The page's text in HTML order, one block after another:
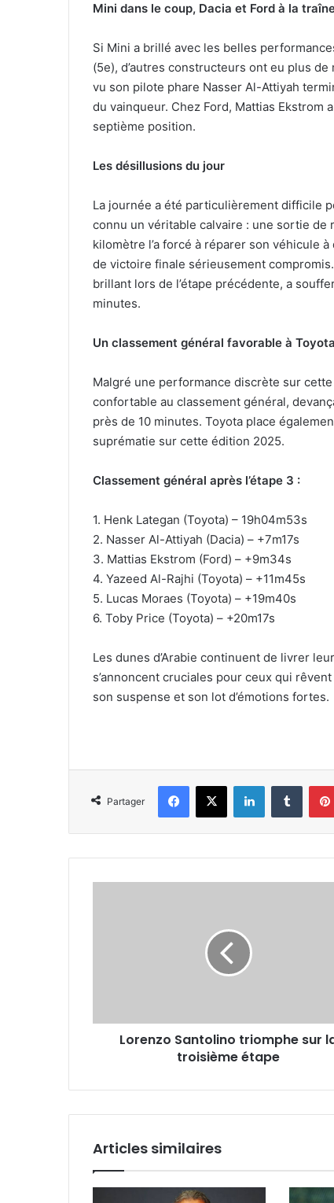
Mini dans le coup, Dacia et Ford à la
Si Mini a brillé avec les belles
(5e), d’autres constructeurs ont eu plus
vu son pilote phare Nasser Al-Attiyah
du vainqueur. Chez Ford, Mattias
septième position.
Les désillusions du jour
La journée a été particulièrement difficile
connu un véritable calvaire : une sortie de
kilomètre l’a forcé à réparer son véhicule
de victoire finale sérieusement
brillant lors de l’étape précédente, a
minutes.
Un classement général favorable à Toyota
Malgré une performance discrète sur
confortable au classement général,
près de 10 minutes. Toyota place
suprématie sur cette édition 2025.
Classement général après l’étape 3 :
1. Henk Lategan (Toyota) – 19h04m53s
2. Nasser Al-Attiyah (Dacia) – +7m17s
3. Mattias Ekstrom (Ford) – +9m34s
4. Yazeed Al-Rajhi (Toyota) – +11m45s
5. Lucas Moraes (Toyota) – +19m40s
6. Toby Price (Toyota) – +20m17s
Les dunes d’Arabie continuent de livrer
s’annoncent cruciales pour ceux qui
son suspense et son lot d’émotions fortes.
Partager
Facebook
X LinkedinTumblr
Lorenzo Santolino triomphe sur
troisième étape
Articles similaires